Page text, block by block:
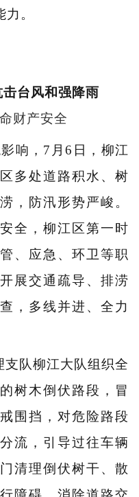
。
台风和强降雨
财产安全
响，7月6日，柳江
多处道路积水、树
，防汛形势严峻。
全，柳江区第一时
、应急、环卫等职
展交通疏导、排涝
，多线并进、全力
队柳江大队组织全
树木倒伏路段，冒
围挡，对危险路段
流，引导过往车辆
清理倒伏树干、散